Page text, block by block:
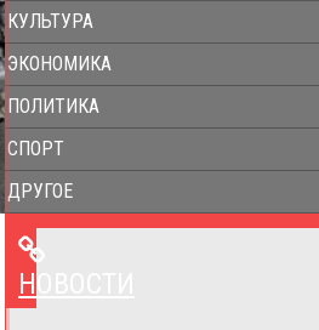
КУЛЬТУРА
ЭКОНОМИКА
ПОЛИТИКА
СПОРТ
ДРУГОЕ
НОВОСТИ